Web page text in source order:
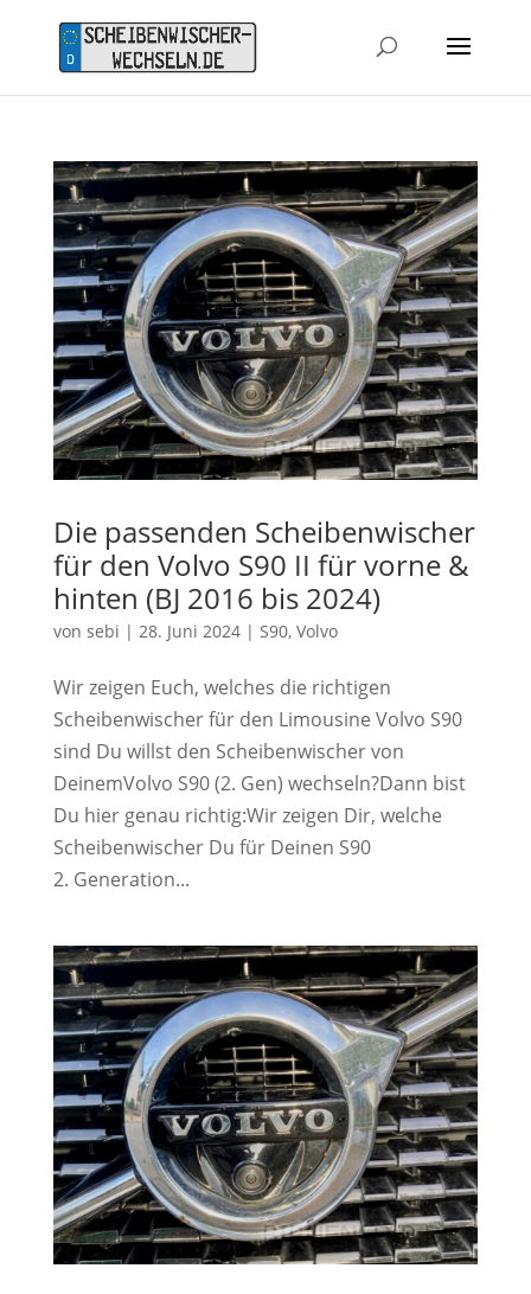
Die passenden Scheibenwischer
für den Volvo S90 II für vorne &
hinten (BJ 2016 bis 2024)
von sebi | 28. Juni 2024| S90, Volvo
Wir zeigen Euch, welches die richtigen
Scheibenwischer für den Limousine Volvo S90
sind Du willst den Scheibenwischer von
DeinemVolvo S90 (2. Gen) wechseln?Dann bist
Du hier genau richtig:Wir zeigen Dir, welche
Scheibenwischer Du für Deinen S90
2. Generation...